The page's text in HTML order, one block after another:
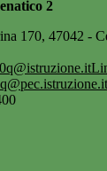
2
170, 47042 -